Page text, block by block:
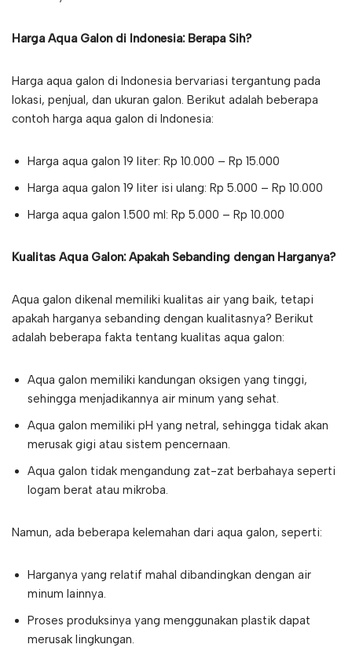
Harga Aqua Galon di Indonesia: Berapa Sih?
Harga aqua galon di Indonesia bervariasi tergantung pada
lokasi, penjual, dan ukuran galon. Berikut adalah beberapa
contoh harga aqua galon di Indonesia:
Harga aqua galon 19 liter: Rp 10.000 – Rp 15.000
Harga aqua galon 19 liter isi ulang: Rp 5.000 – Rp 10.000
Harga aqua galon 1.500 ml: Rp 5.000 – Rp 10.000
Kualitas Aqua Galon: Apakah Sebanding dengan Harganya?
Aqua galon dikenal memiliki kualitas air yang baik, tetapi
apakah harganya sebanding dengan kualitasnya? Berikut
adalah beberapa fakta tentang kualitas aqua galon:
Aqua galon memiliki kandungan oksigen yang tinggi,
sehingga menjadikannya air minum yang sehat.
Aqua galon memiliki pH yang netral, sehingga tidak akan
merusak gigi atau sistem pencernaan.
Aqua galon tidak mengandung zat-zat berbahaya seperti
logam berat atau mikroba.
Namun, ada beberapa kelemahan dari aqua galon, seperti:
Harganya yang relatif mahal dibandingkan dengan air
minum lainnya.
Proses produksinya yang menggunakan plastik dapat
merusak lingkungan.